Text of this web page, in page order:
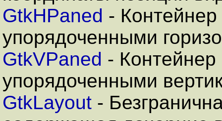
GtkHPaned -
упорядоченными
GtkVPaned -
упорядоченными
GtkLayout -